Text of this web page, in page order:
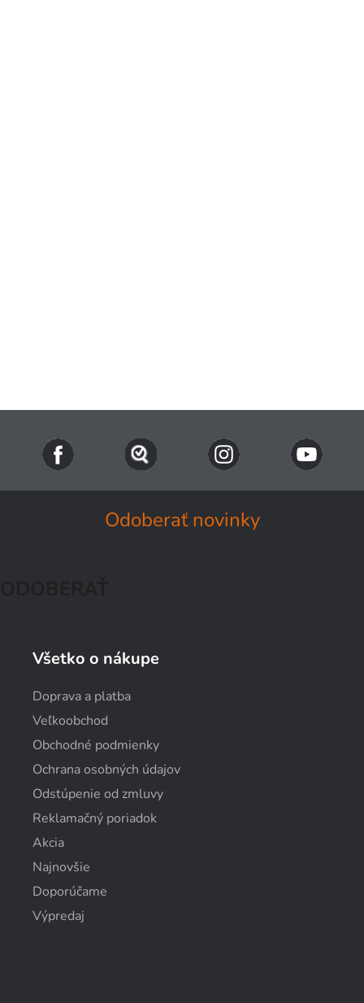
Odoberať novinky
Všetko o nákupe
Doprava a platba
Veľkoobchod
Obchodné podmienky
Ochrana osobných údajov
Odstúpenie od zmluvy
Reklamačný poriadok
Akcia
Najnovšie
Doporúčame
Výpredaj